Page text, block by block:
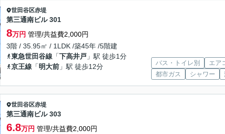
世田谷区赤堤
第三通南ビル 301
8万円 管理/共益費2,000円
3階 / 35.95㎡ / 1LDK /築45年 /5階建
東急世田谷線 「下高井戸 」駅 徒歩1分
京王線 「明大前 」駅 徒歩12分 バス・トイレ別 エア
都市ガス
シャワー
世田谷区赤堤
第三通南ビル 303
6.8万円 管理/共益費2,000円